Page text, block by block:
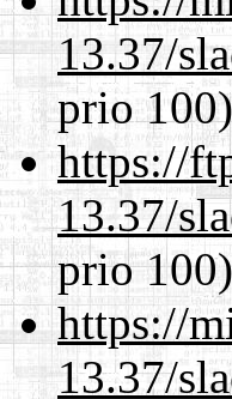
13.37/
prio 100)
https://
13.37/
prio 100)
https://
13.37/